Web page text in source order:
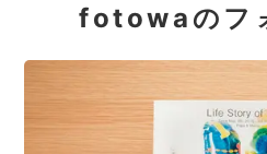
fotowaのフ